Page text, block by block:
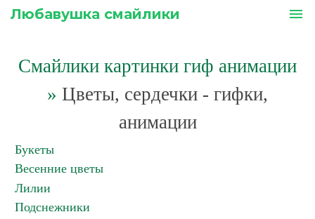
Любавушка смайлики menu
Смайлики картинки гиф анимации
» Цветы, сердечки - гифки,
анимации
Букеты
Весенние цветы
Лилии
Подснежники